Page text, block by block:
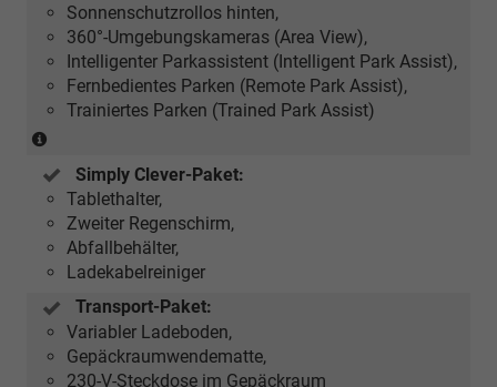
Sonnenschutzrollos hinten,
360°-Umgebungskameras (Area View),
Intelligenter Parkassistent (Intelligent Park Assist),
Fernbedientes Parken (Remote Park Assist),
Trainiertes Parken (Trained Park Assist)
digitale
Schlüssel
ist
eine
für
die
Zukunft
geplante
Funktion.
Simply Clever-Paket:
Tablethalter,
Zweiter Regenschirm,
Abfallbehälter,
Ladekabelreiniger
Transport-Paket:
Variabler Ladeboden,
Gepäckraumwendematte,
230-V-Steckdose im Gepäckraum